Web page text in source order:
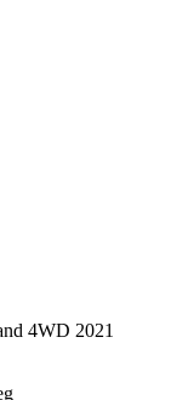
4WD 2021